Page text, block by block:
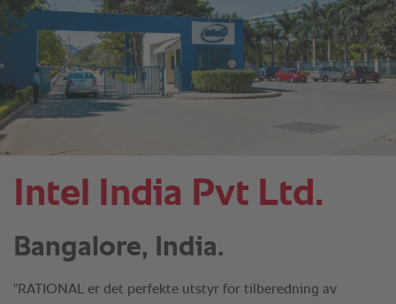
Intel India Pvt Ltd.
Bangalore, India.
"RATIONAL er det perfekte utstyr for tilberedning av